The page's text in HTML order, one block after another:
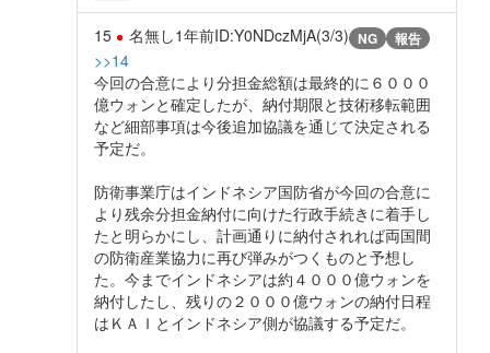
15 名無し1年前ID:Y0NDczMjA(3/3) NG 報告
>>14
今回の合意により分担金総額は最終的に６０００
億ウォンと確定したが、納付期限と技術移転範囲
など細部事項は今後追加協議を通じて決定される
予定だ。
防衛事業庁はインドネシア国防省が今回の合意に
より残余分担金納付に向けた行政手続きに着手し
たと明らかにし、計画通りに納付されれば両国間
の防衛産業協力に再び弾みがつくものと予想し
た。今までインドネシアは約４０００億ウォンを
納付したし、残りの２０００億ウォンの納付日程
はＫＡＩとインドネシア側が協議する予定だ。